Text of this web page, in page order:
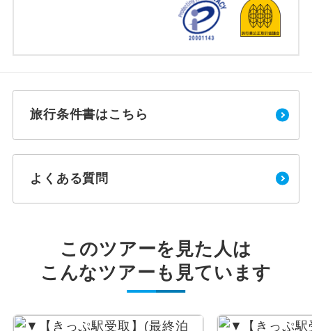
旅行条件書はこちら
よくある質問
このツアーを見た人は
こんなツアーも見ています